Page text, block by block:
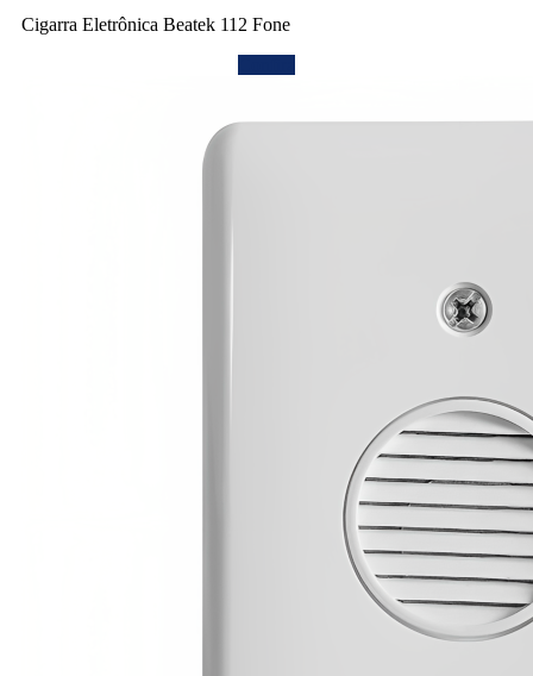
Cigarra Eletrônica Beatek 112 Fone